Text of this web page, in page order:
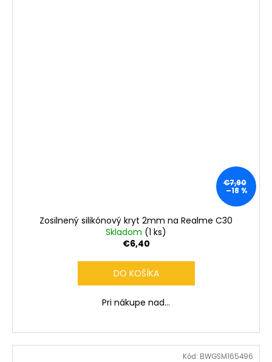
€7,90
–18 %
Zosilnený silikónový kryt 2mm na Realme C30
Skladom (1 ks)
€6,40
DO KOŠÍKA
Pri nákupe nad...
Kód: BWGSM165496